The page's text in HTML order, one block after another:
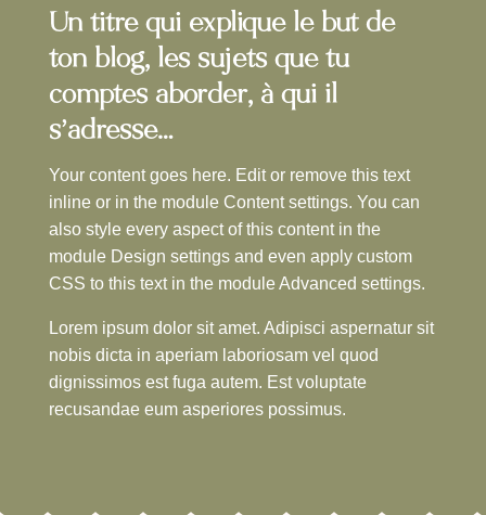
Un titre qui explique le but de
ton blog, les sujets que tu
comptes aborder, à qui il
s’adresse…
Your content goes here. Edit or remove this text
inline or in the module Content settings. You can
also style every aspect of this content in the
module Design settings and even apply custom
CSS to this text in the module Advanced settings.
Lorem ipsum dolor sit amet. Adipisci aspernatur sit
nobis dicta in aperiam laboriosam vel quod
dignissimos est fuga autem. Est voluptate
recusandae eum asperiores possimus.